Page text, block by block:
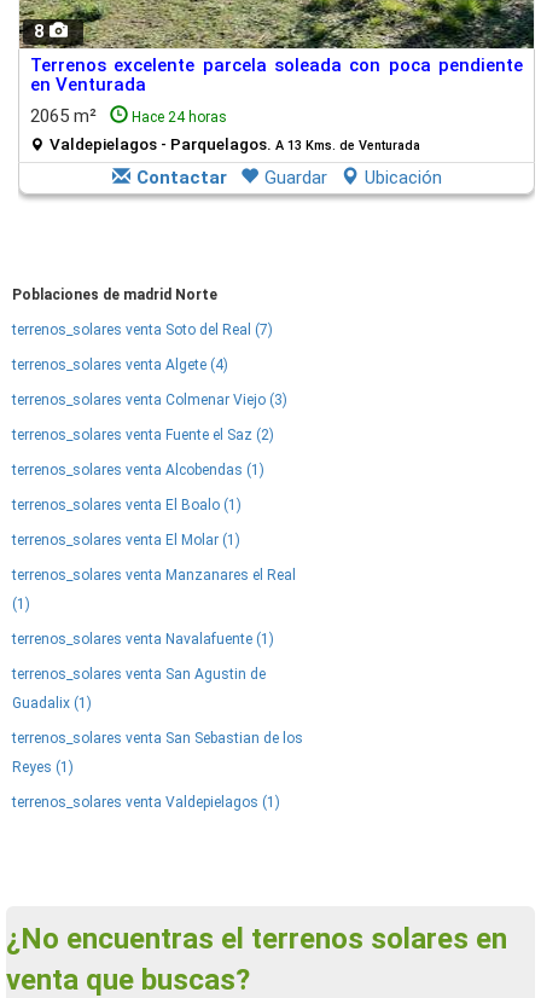
8
Terrenos excelente parcela soleada con poca pendiente
en Venturada
2065 m²
Hace 24 horas
Valdepielagos - Parquelagos. A 13 Kms. de Venturada
Contactar Guardar Ubicación
Poblaciones de madrid Norte
terrenos_solares venta Soto del Real (7)
terrenos_solares venta Algete (4)
terrenos_solares venta Colmenar Viejo (3)
terrenos_solares venta Fuente el Saz (2)
terrenos_solares venta Alcobendas (1)
terrenos_solares venta El Boalo (1)
terrenos_solares venta El Molar (1)
terrenos_solares venta Manzanares el Real
(1)
terrenos_solares venta Navalafuente (1)
terrenos_solares venta San Agustin de
Guadalix (1)
terrenos_solares venta San Sebastian de los
Reyes (1)
terrenos_solares venta Valdepielagos (1)
¿No encuentras el terrenos solares en
venta que buscas?